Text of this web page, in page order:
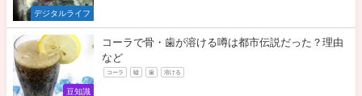
デジタルライフ
豆知識
コーラで骨・歯が溶ける噂は都市伝説だった？理由
など
コーラ 嘘 歯 溶ける